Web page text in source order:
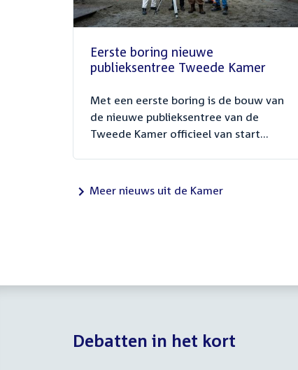
Eerste boring nieuwe
publieksentree Tweede Kamer
Met een eerste boring is de bouw van
de nieuwe publieksentree van de
Tweede Kamer officieel van start...
Meer nieuws uit de Kamer
Debatten in het kort